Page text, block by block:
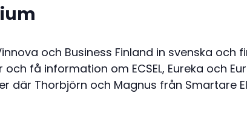
och Business Finland in svenska och
få information om ECSEL, Eureka och
där Thorbjörn och Magnus från Smartare